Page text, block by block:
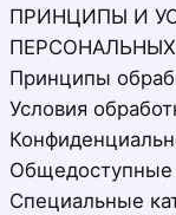
ПРИНЦИПЫ И
Принципы
Условия
Общедоступные
Специальные